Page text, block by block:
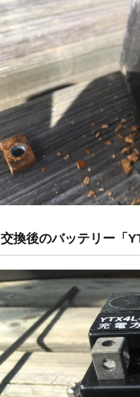
交換後のバッテリー「